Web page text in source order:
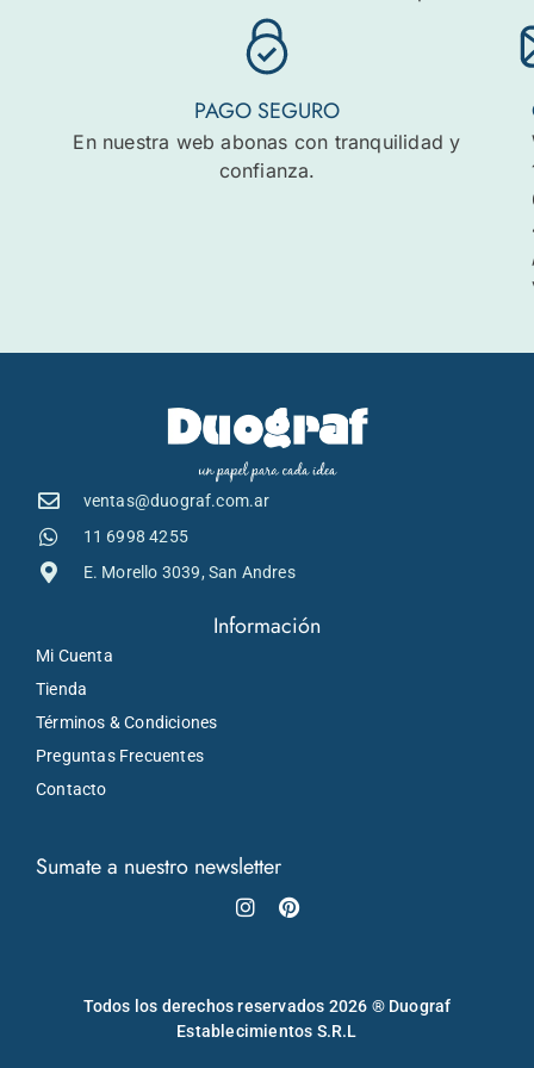
PAGO SEGURO
En nuestra web abonas con tranquilidad y
confianza.
ventas@duograf.com.ar
11 6998 4255
E. Morello 3039, San Andres
Información
Mi Cuenta
Tienda
Términos & Condiciones
Preguntas Frecuentes
Contacto
Sumate a nuestro newsletter
Instagram
Pinterest
Todos los derechos reservados 2026 ® Duograf
Establecimientos S.R.L